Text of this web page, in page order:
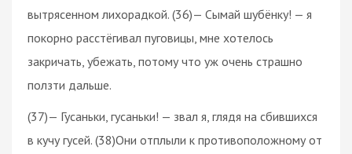
вытрясенном лихорадкой. (36)— Сымай шубёнку! — я
покорно расстёгивал пуговицы, мне хотелось
закричать, убежать, потому что уж очень страшно
ползти дальше.
(37)— Гусаньки, гусаньки! — звал я, глядя на сбившихся
в кучу гусей. (38)Они отплыли к противоположному от